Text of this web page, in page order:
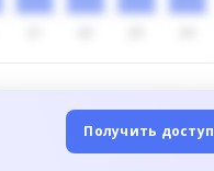
Получить доступ